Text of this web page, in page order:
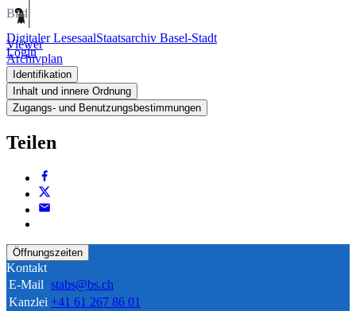
Digitaler LesesaalStaatsarchiv Basel-Stadt
Login
Bild
Viewer
Archivplan
Identifikation
Inhalt und innere Ordnung
Zugangs- und Benutzungsbestimmungen
Teilen
Öffnungszeiten
Kontakt
E-Mail stabs@bs.ch
Kanzlei +41 61 267 86 01